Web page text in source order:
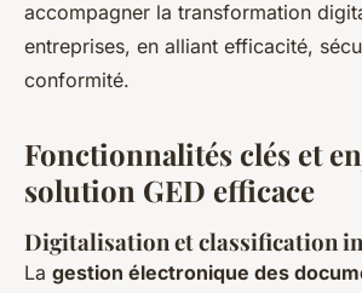
accompagner la transformation
entreprises, en alliant efficacité,
conformité.
Fonctionnalités clés et
solution GED efficace
Digitalisation et classification
La gestion électronique des